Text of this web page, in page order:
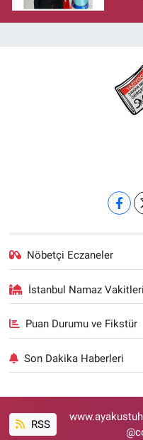
Nöbetçi Eczaneler
İstanbul Namaz Vakitleri
Puan Durumu ve Fikstür
Son Dakika Haberleri
RSS